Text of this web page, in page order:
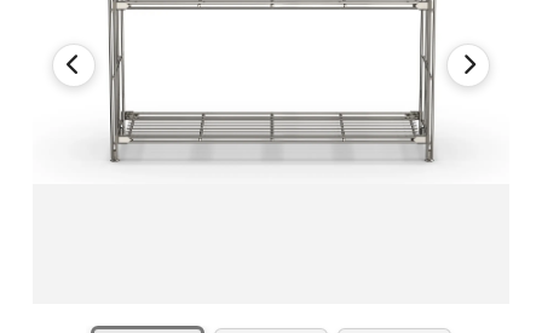
hergestellt in Deutschland
BIII 250 Regal-Seitenteile in 80 cm - 117 cm - 154 cm -
208 cm verfügbar